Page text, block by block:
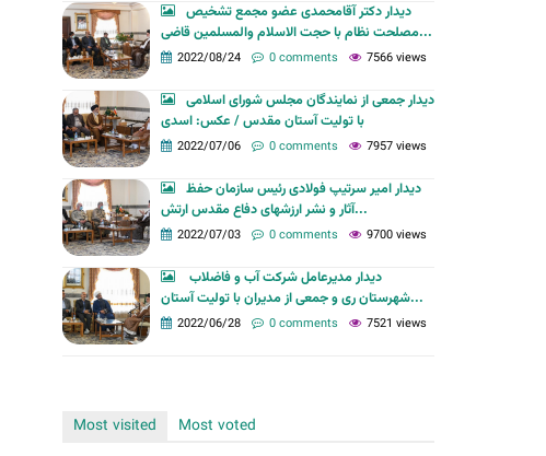
دیدار دکتر آقامحمدی عضو مجمع تشخیص
مصلحت نظام با حجت الاسلام والمسلمین قاضی...
2022/08/24 0 comments 7566 views
دیدار جمعی از نمایندگان مجلس شورای اسلامی
با تولیت آستان مقدس / عکس: اسدی
2022/07/06 0 comments 7957 views
دیدار امیر سرتیپ فولادی رئیس سازمان حفظ
آثار و نشر ارزشهای دفاع مقدس ارتش...
2022/07/03 0 comments 9700 views
شهرستان ری و جمعی از مدیران با تولیت آستان...
2022/06/28 0 comments 7521 views
Most visited
Most voted